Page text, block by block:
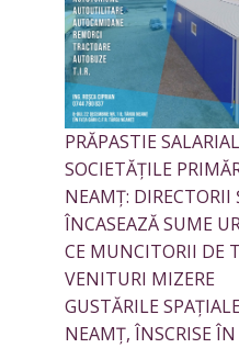
PRĂPASTIE
SOCIETĂȚILE
NEAMȚ: DIRECTORII
ÎNCASEAZĂ SUME
CE MUNCITORII DE
VENITURI MIZERE
GUSTĂRILE
NEAMȚ, ÎNSCRISE